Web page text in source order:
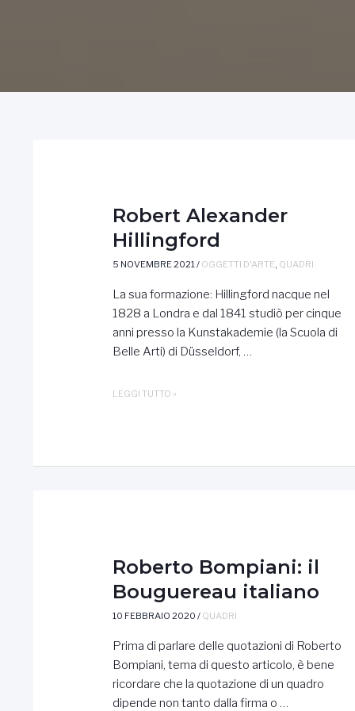
Robert Alexander
Hillingford
5 NOVEMBRE 2021/ OGGETTI D'ARTE, QUADRI
La sua formazione: Hillingford nacque nel
1828 a Londra e dal 1841 studiò per cinque
anni presso la Kunstakademie (la Scuola di
Belle Arti) di Düsseldorf, …
ROBERT
LEGGI TUTTO »
Roberto Bompiani: il
Bouguereau italiano
10 FEBBRAIO 2020 / QUADRI
Prima di parlare delle quotazioni di Roberto
Bompiani, tema di questo articolo, è bene
ricordare che la quotazione di un quadro
dipende non tanto dalla firma o …